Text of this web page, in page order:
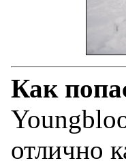
Как
отлично